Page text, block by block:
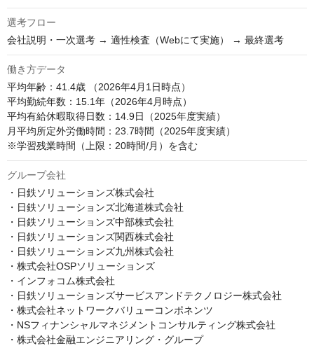
選考フロー
会社説明・一次選考 → 適性検査（Webにて実施） → 最終選考
働き方データ
平均年齢：41.4歳 （2026年4月1日時点）
平均勤続年数：15.1年（2026年4月時点）
平均有給休暇取得日数：14.9日（2025年度実績）
月平均所定外労働時間：23.7時間（2025年度実績）
※学習残業時間（上限：20時間/月）を含む
グループ会社
・日鉄ソリューションズ株式会社
・日鉄ソリューションズ北海道株式会社
・日鉄ソリューションズ中部株式会社
・日鉄ソリューションズ関西株式会社
・日鉄ソリューションズ九州株式会社
・株式会社OSPソリューションズ
・インフォコム株式会社
・日鉄ソリューションズサービスアンドテクノロジー株式会社
・株式会社ネットワークバリューコンポネンツ
・NSフィナンシャルマネジメントコンサルティング株式会社
・株式会社金融エンジニアリング・グループ